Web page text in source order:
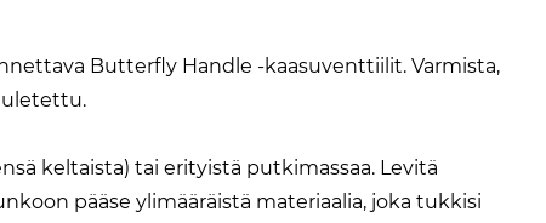
Butterfly Handle -kaasuventtiilit. Varmista,
keltaista) tai erityistä putkimassaa. Levitä
pääse ylimääräistä materiaalia, joka tukkisi